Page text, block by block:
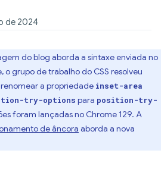
de 2024
do blog aborda a sintaxe enviada no
o grupo de trabalho do CSS resolveu
a propriedade inset-area
try-options para position-try-
foram lançadas no Chrome 129. A
de âncora aborda a nova